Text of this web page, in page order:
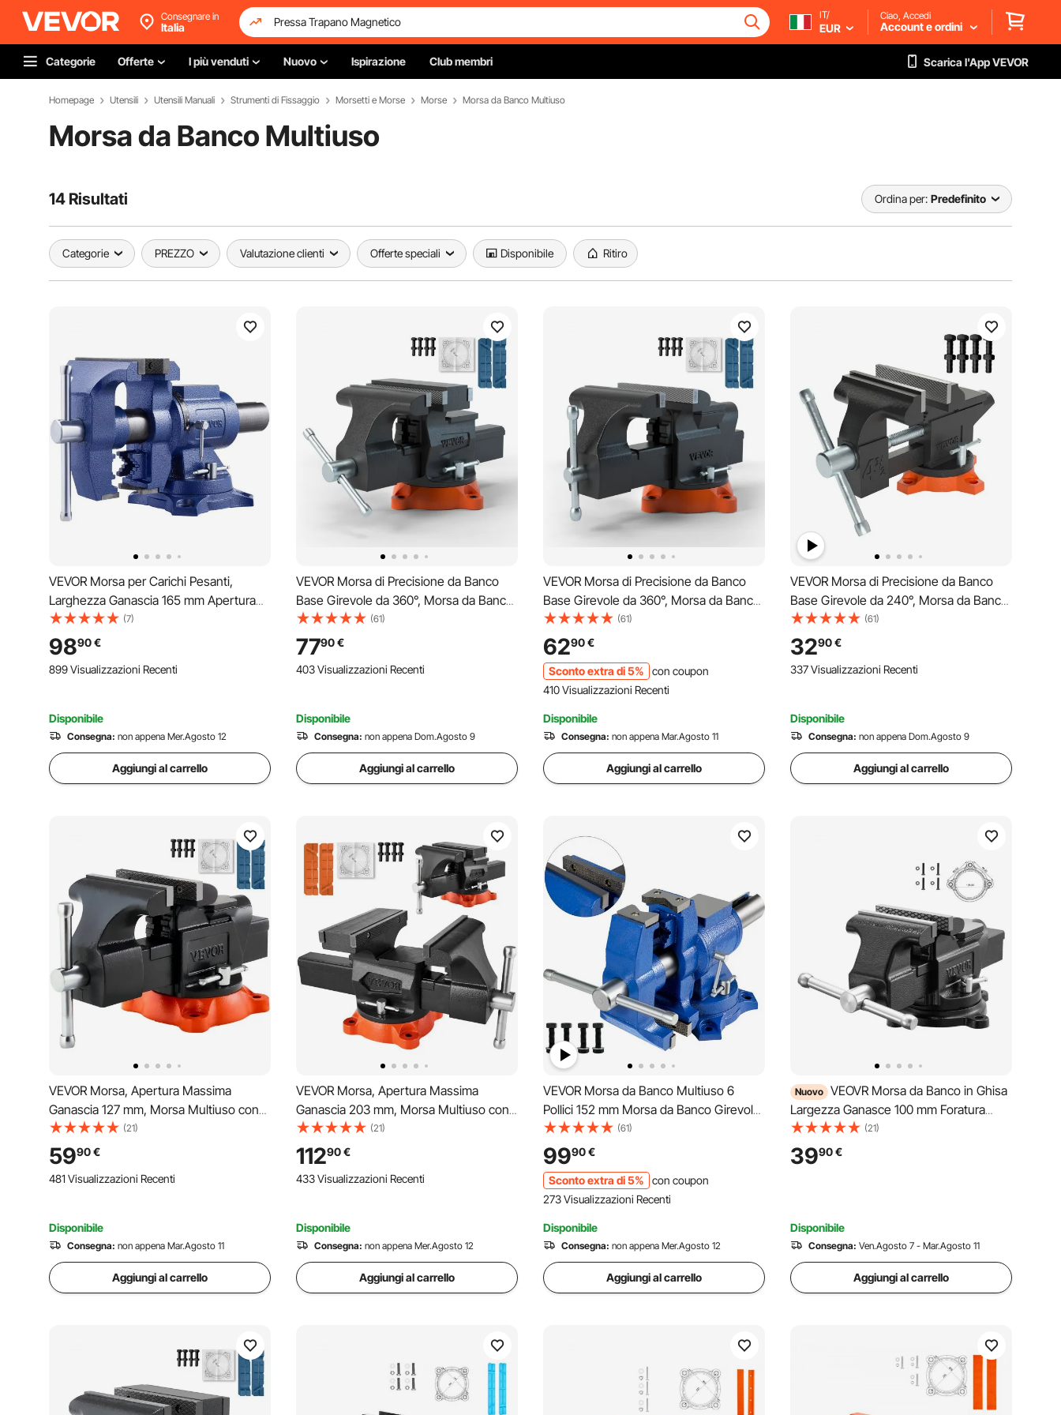
Consegnare in
Italia
IT/
EUR
Ciao, Accedi
Account e ordini
Categorie Offerte I più venduti Nuovo Ispirazione Club membri Scarica l'App VEVOR
Homepage Utensili Utensili Manuali Strumenti di Fissaggio Morsetti e Morse Morse Morsa da Banco Multiuso
Morsa da Banco Multiuso
14 Risultati Ordina per: Predefinito
Categorie PREZZO Valutazione clienti Offerte speciali Disponibile Ritiro
VEVOR Morsa per Carichi Pesanti,
Larghezza Ganascia 165 mm Apertura
Massima Ganascia 125 mm, Morsa in
Ferro Duttile con Incudine, Testa Base
Girevole a 360°, per Riparazione Tubi
Lavorazione Metalli
(7)
9890€
899 Visualizzazioni Recenti
Disponibile
Consegna: non appena Mer.Agosto 12
Aggiungi al carrello
VEVOR Morsa di Precisione da Banco
Base Girevole da 360°, Morsa da Banco
Rotante Larghezza di Ganascia 16,7 cm
Bidirezionale per Uso Domestico
Commerciale da Garage Officina, Morsa
da Banco 12,9 kg
(61)
7790€
403 Visualizzazioni Recenti
Disponibile
Consegna: non appena Dom.Agosto 9
Aggiungi al carrello
VEVOR Morsa di Precisione da Banco
Base Girevole da 360°, Morsa da Banco
Rotante Larghezza di Ganascia 15,2 cm
Apertura 15 cm per Uso Domestico
Commerciale da Garage Officina, Morsa
da Banco 11,3 kg
(61)
6290€
Sconto extra di 5%
con coupon
410 Visualizzazioni Recenti
Disponibile
Consegna: non appena Mar.Agosto 11
Aggiungi al carrello
VEVOR Morsa di Precisione da Banco
Base Girevole da 240°, Morsa da Banco
Rotante Larghezza di Ganascia 11,5 cm
Apertura 8,5 cm per Uso Domestico
Commerciale da Garage Officina, Morsa
da Banco 4,6 kg
(61)
3290€
337 Visualizzazioni Recenti
Disponibile
Consegna: non appena Dom.Agosto 9
Aggiungi al carrello
VEVOR Morsa, Apertura Massima
Ganascia 127 mm, Morsa Multiuso con
Base Bloccaggio Girevole 360°, Morsa
da Banco in Ferro Nodulare per Carichi
Pesanti, Ganasce a 2 Vie per Serraggio
di Tubi Tondi
(21)
5990€
481 Visualizzazioni Recenti
Disponibile
Consegna: non appena Mar.Agosto 11
Aggiungi al carrello
VEVOR Morsa, Apertura Massima
Ganascia 203 mm, Morsa Multiuso con
Base Bloccaggio Girevole 360°, Morsa
da Banco in Ferro Nodulare per Carichi
Pesanti, Ganasce a 2 Vie per Serraggio
di Tubi Tondi
(21)
11290€
433 Visualizzazioni Recenti
Disponibile
Consegna: non appena Mer.Agosto 12
Aggiungi al carrello
VEVOR Morsa da Banco Multiuso 6
Pollici 152 mm Morsa da Banco Girevole
in Ghisa Morsa Multiuso con Base
Girevole 360 Gradi
(61)
9990€
Sconto extra di 5%
con coupon
273 Visualizzazioni Recenti
Disponibile
Consegna: non appena Mer.Agosto 12
Aggiungi al carrello
Nuovo VEOVR Morsa da Banco in Ghisa
Largezza Ganasce 100 mm Foratura
Taglio Tubi, Morsa da Tavolo Base
Girevole a 360° Profondità Gola 57 mm
Apertura Ganasce 120 mm, Base in
(21)
3990€
Disponibile
Consegna: Ven.Agosto 7 - Mar.Agosto 11
Aggiungi al carrello